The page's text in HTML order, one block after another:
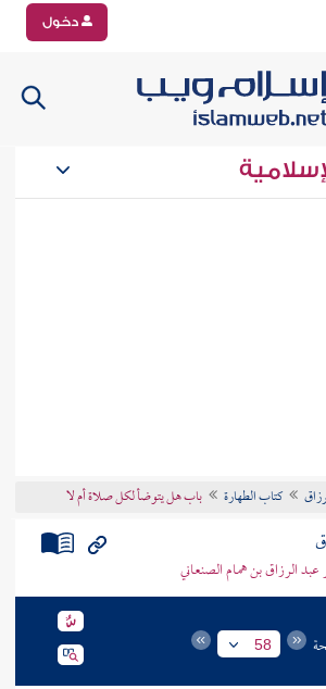
دخول
كتاب الطهارة باب هل يتوضأ لكل صلاة أم لا
الرزاق بن همام الصنعاني
58